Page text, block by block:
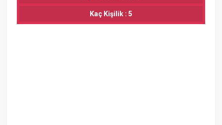
Kaç Kişilik : 5